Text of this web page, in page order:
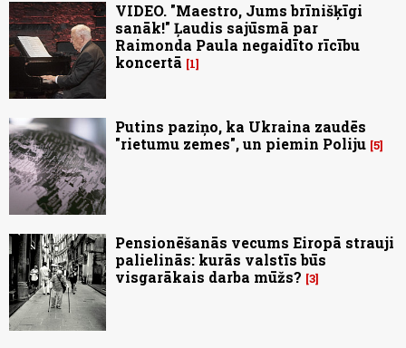
VIDEO. "Maestro, Jums brīnišķīgi
sanāk!" Ļaudis sajūsmā par
Raimonda Paula negaidīto rīcību
koncertā
1
Putins paziņo, ka Ukraina zaudēs
"rietumu zemes", un piemin Poliju 5
Pensionēšanās vecums Eiropā strauji
palielinās: kurās valstīs būs
visgarākais darba mūžs? 3